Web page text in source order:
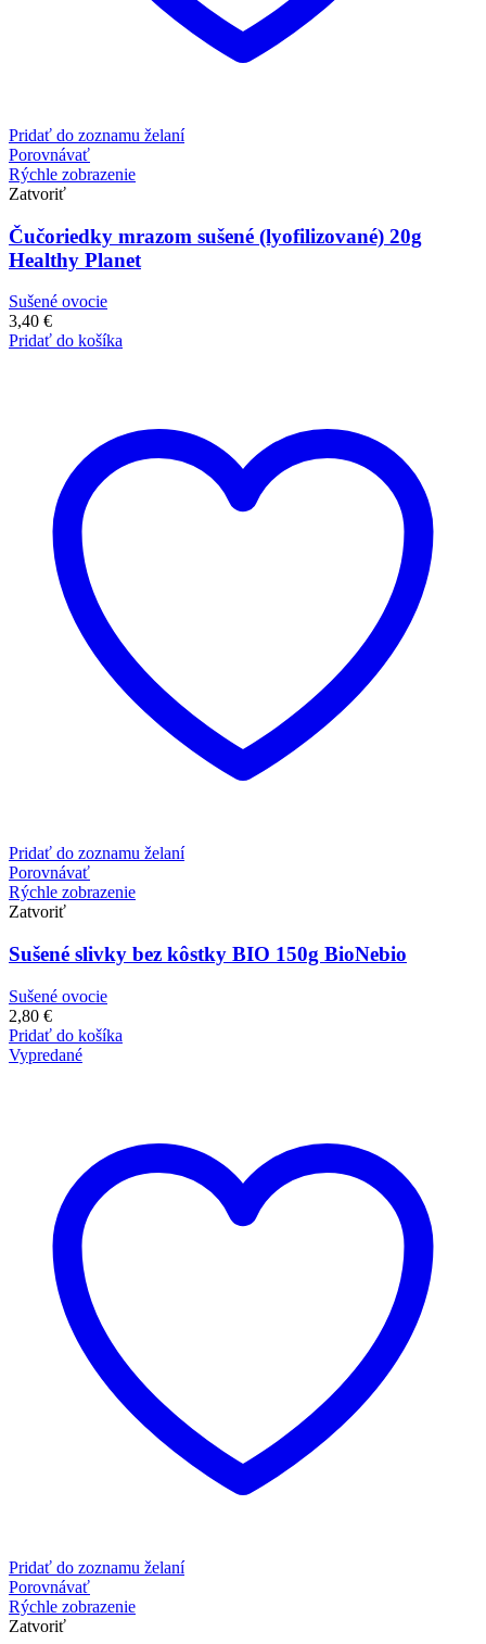
Pridať do zoznamu želaní
Porovnávať
Rýchle zobrazenie
Zatvoriť
Čučoriedky mrazom sušené (lyofilizované) 20g
Healthy Planet
Sušené ovocie
3,40 €
Pridať do košíka
Pridať do zoznamu želaní
Porovnávať
Rýchle zobrazenie
Zatvoriť
Sušené slivky bez kôstky BIO 150g BioNebio
Sušené ovocie
2,80 €
Pridať do košíka
Vypredané
Pridať do zoznamu želaní
Porovnávať
Rýchle zobrazenie
Zatvoriť